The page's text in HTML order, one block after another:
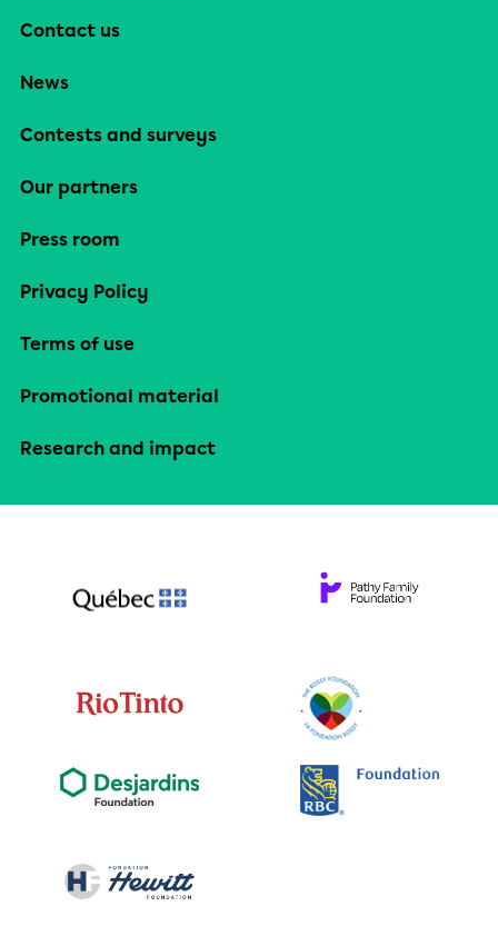
Contact us
News
Contests and surveys
Our partners
Press room
Privacy Policy
Terms of use
Promotional material
Research and impact